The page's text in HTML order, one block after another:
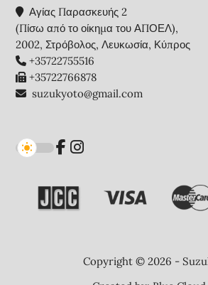
Αγίας Παρασκευής 2
(Πίσω από το οίκημα του ΑΠΟΕΛ),
2002, Στρόβολος, Λευκωσία, Κύπρος
+35722755516
+35722766878
suzukyoto@gmail.com
Copyright © 2026 -